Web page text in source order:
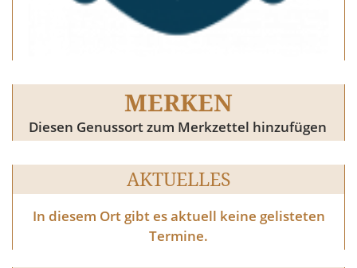
MERKEN
Diesen Genussort zum Merkzettel hinzufügen
AKTUELLES
In diesem Ort gibt es aktuell keine gelisteten
Termine.